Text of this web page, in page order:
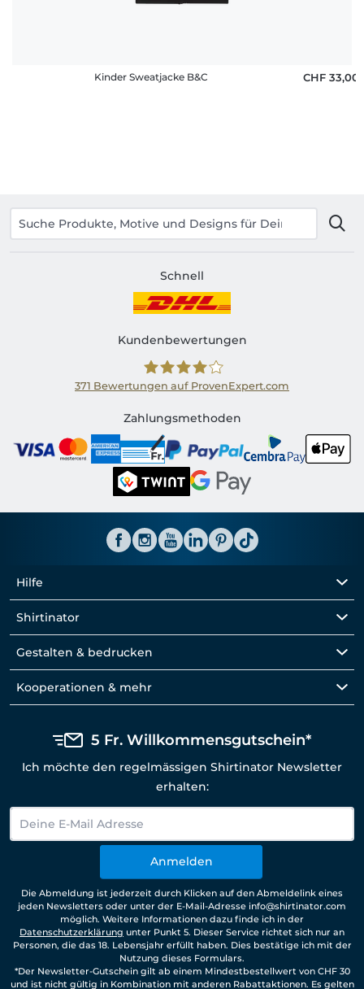
Kinder Sweatjacke B&C CHF 33,00
Schnell
Kundenbewertungen
Shirtinator CH
371 Bewertungen auf ProvenExpert.com
Zahlungsmethoden
Hilfe
Shirtinator
Gestalten & bedrucken
Kooperationen & mehr
5 Fr. Willkommensgutschein*
Ich möchte den regelmässigen Shirtinator Newsletter
erhalten:
Anmelden
Die Abmeldung ist jederzeit durch Klicken auf den Abmeldelink eines
jeden Newsletters oder unter der E-Mail-Adresse info@shirtinator.com
möglich. Weitere Informationen dazu finde ich in der
Datenschutzerklärung unter Punkt 5. Dieser Service richtet sich nur an
Personen, die das 18. Lebensjahr erfüllt haben. Dies bestätige ich mit der
Nutzung dieses Formulars.
*Der Newsletter-Gutschein gilt ab einem Mindestbestellwert von CHF 30
und ist nicht gültig in Kombination mit anderen Rabattaktionen. Es gelten